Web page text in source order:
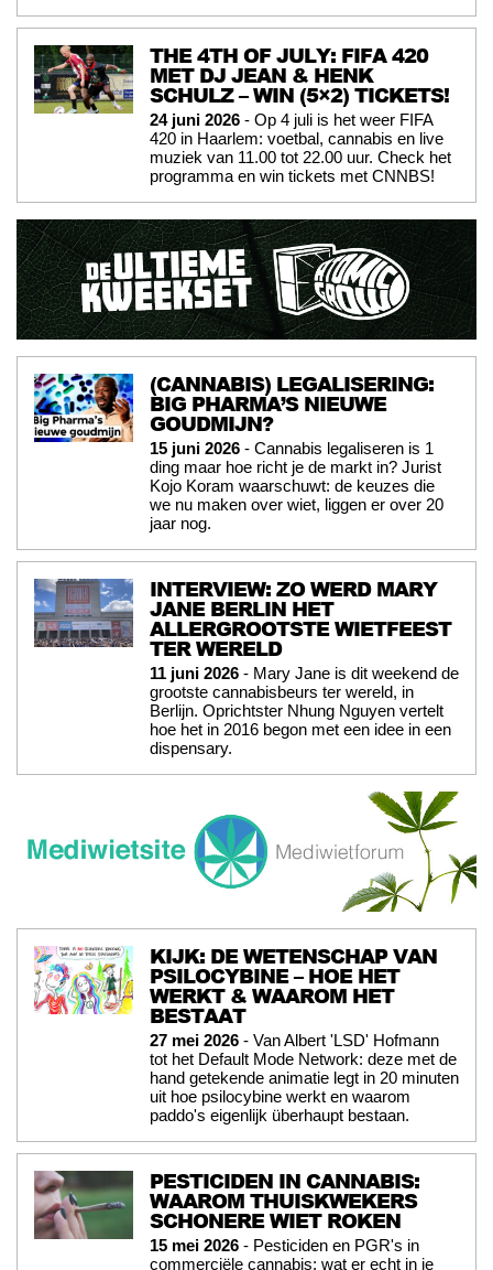
THE 4TH OF JULY: FIFA 420
MET DJ JEAN & HENK
SCHULZ – WIN (5×2) TICKETS!
24 juni 2026 - Op 4 juli is het weer FIFA
420 in Haarlem: voetbal, cannabis en live
muziek van 11.00 tot 22.00 uur. Check het
programma en win tickets met CNNBS!
(CANNABIS) LEGALISERING:
BIG PHARMA’S NIEUWE
GOUDMIJN?
15 juni 2026 - Cannabis legaliseren is 1
ding maar hoe richt je de markt in? Jurist
Kojo Koram waarschuwt: de keuzes die
we nu maken over wiet, liggen er over 20
jaar nog.
INTERVIEW: ZO WERD MARY
JANE BERLIN HET
ALLERGROOTSTE WIETFEEST
TER WERELD
11 juni 2026 - Mary Jane is dit weekend de
grootste cannabisbeurs ter wereld, in
Berlijn. Oprichtster Nhung Nguyen vertelt
hoe het in 2016 begon met een idee in een
dispensary.
KIJK: DE WETENSCHAP VAN
PSILOCYBINE – HOE HET
WERKT & WAAROM HET
BESTAAT
27 mei 2026 - Van Albert 'LSD' Hofmann
tot het Default Mode Network: deze met de
hand getekende animatie legt in 20 minuten
uit hoe psilocybine werkt en waarom
paddo's eigenlijk überhaupt bestaan.
PESTICIDEN IN CANNABIS:
WAAROM THUISKWEKERS
SCHONERE WIET ROKEN
15 mei 2026 - Pesticiden en PGR's in
commerciële cannabis: wat er echt in je